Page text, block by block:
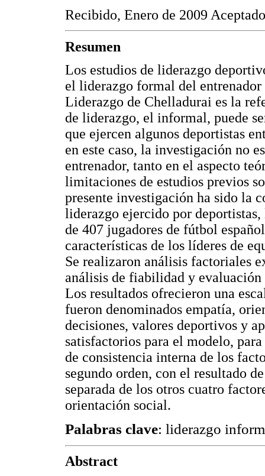
Recibido, Enero de 2009
Resumen
Los estudios de liderazgo
el liderazgo formal del
Liderazgo de Chelladurai es la
de liderazgo, el informal, puede
que ejercen algunos deportistas
en este caso, la investigación no
entrenador, tanto en el aspecto
limitaciones de estudios previos
presente investigación ha sido la
liderazgo ejercido por
de 407 jugadores de fútbol
características de los líderes de
Se realizaron análisis factoriales
análisis de fiabilidad y
Los resultados ofrecieron una
fueron denominados empatía,
decisiones, valores deportivos y
satisfactorios para el modelo,
de consistencia interna de los
segundo orden, con el resultado
separada de los otros cuatro
orientación social.
Palabras clave: liderazgo
Abstract